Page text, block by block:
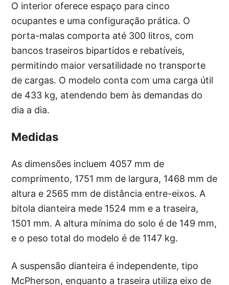
O interior oferece espaço para cinco
ocupantes e uma configuração prática. O
porta-malas comporta até 300 litros, com
bancos traseiros bipartidos e rebatíveis,
permitindo maior versatilidade no transporte
de cargas. O modelo conta com uma carga útil
de 433 kg, atendendo bem às demandas do
dia a dia.
Medidas
As dimensões incluem 4057 mm de
comprimento, 1751 mm de largura, 1468 mm de
altura e 2565 mm de distância entre-eixos. A
bitola dianteira mede 1524 mm e a traseira,
1501 mm. A altura mínima do solo é de 149 mm,
e o peso total do modelo é de 1147 kg.
A suspensão dianteira é independente, tipo
McPherson, enquanto a traseira utiliza eixo de